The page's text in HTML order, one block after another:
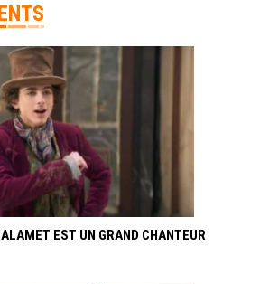
EST UN GRAND CHANTEUR